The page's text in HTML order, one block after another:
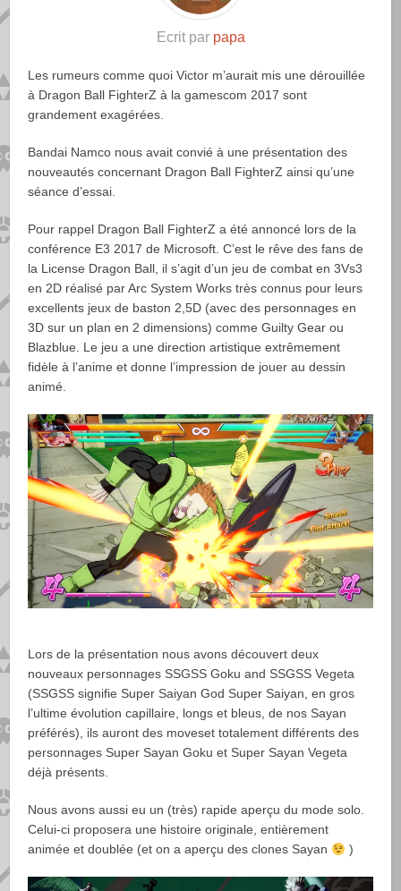
Ecrit par papa
Les rumeurs comme quoi Victor m’aurait mis une dérouillée
à Dragon Ball FighterZ à la gamescom 2017 sont
grandement exagérées.
Bandai Namco nous avait convié à une présentation des
nouveautés concernant Dragon Ball FighterZ ainsi qu’une
séance d’essai.
Pour rappel Dragon Ball FighterZ a été annoncé lors de la
conférence E3 2017 de Microsoft. C’est le rêve des fans de
la License Dragon Ball, il s’agit d’un jeu de combat en 3Vs3
en 2D réalisé par Arc System Works très connus pour leurs
excellents jeux de baston 2,5D (avec des personnages en
3D sur un plan en 2 dimensions) comme Guilty Gear ou
Blazblue. Le jeu a une direction artistique extrêmement
fidèle à l’anime et donne l’impression de jouer au dessin
animé.
Lors de la présentation nous avons découvert deux
nouveaux personnages SSGSS Goku and SSGSS Vegeta
(SSGSS signifie Super Saiyan God Super Saiyan, en gros
l’ultime évolution capillaire, longs et bleus, de nos Sayan
préférés), ils auront des moveset totalement différents des
personnages Super Sayan Goku et Super Sayan Vegeta
déjà présents.
Nous avons aussi eu un (très) rapide aperçu du mode solo.
Celui-ci proposera une histoire originale, entièrement
animée et doublée (et on a aperçu des clones Sayan
)